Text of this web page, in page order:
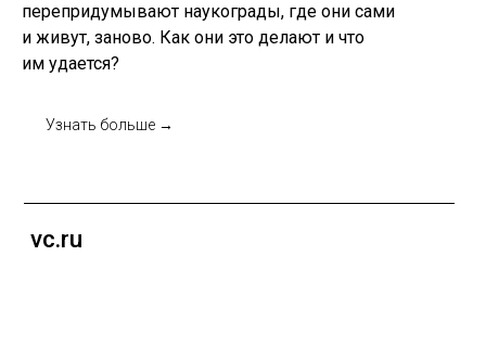
перепридумывают наукограды, где они сами
и живут, заново. Как они это делают и что
им удается?
Узнать больше →
НАУЧНАЯ РОССИЯ